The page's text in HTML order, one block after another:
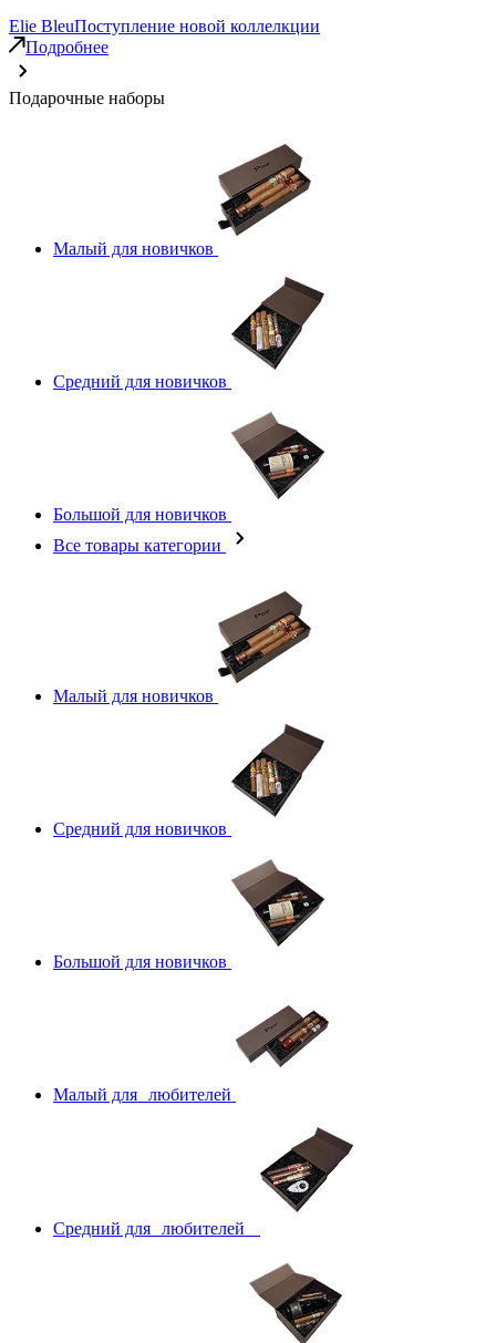
Elie BleuПоступление новой коллелкции
Подробнее
Подарочные наборы
Малый для новичков
Средний для новичков
Большой для новичков
Все товары категории
Малый для новичков
Средний для новичков
Большой для новичков
Малый для любителей
Средний для любителей